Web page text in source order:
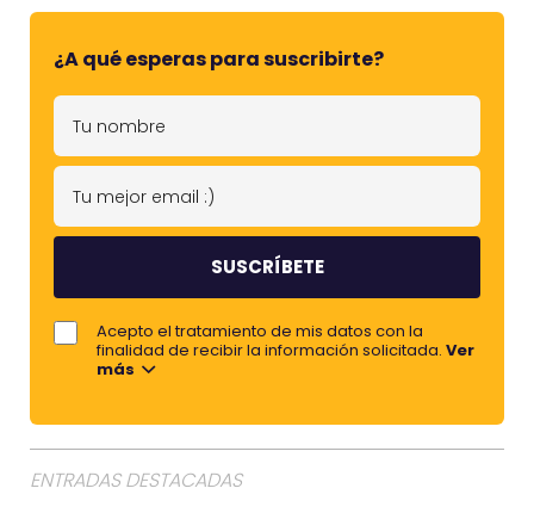
¿A qué esperas para suscribirte?
T
n
m
r
e
T
m
o
a
Acepto el tratamiento de mis datos con la
finalidad de recibir la información solicitada. Ver
más
ENTRADAS DESTACADAS